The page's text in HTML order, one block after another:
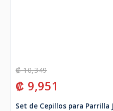
₡10,349
₡ 9,951
Set de Cepillos para Parrilla